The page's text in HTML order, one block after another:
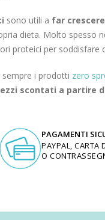
sono utili a far
dieta. Molto spesso
proteici per soddisfare
i prodotti zero
scontati a partire
PAGAMENTI
PAYPAL, CARTA
O